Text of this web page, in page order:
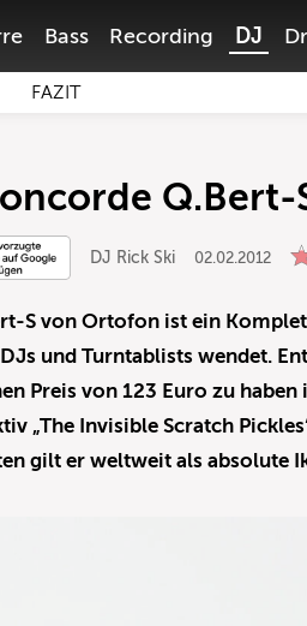
Bass Recording DJ
FAZIT
Q.Bert-
DJ Rick Ski 02.02.2012
S von Ortofon ist ein
und Turntablists wendet.
Preis von 123 Euro zu
„The Invisible Scratch
gilt er weltweit als absolute